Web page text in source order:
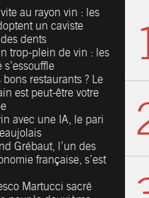
au rayon vin : les
un caviste
dents
trop-plein de vin : les
restaurants ? Le
est peut-être votre
avec une IA, le pari
Grébaut, l’un des
française, s’est
Martucci sacré